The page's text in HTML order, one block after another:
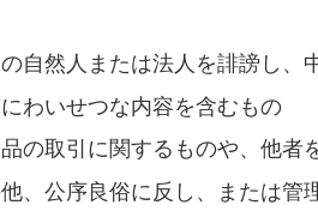
自然人または法人を誹謗し、
わいせつな内容を含むもの
の取引に関するものや、他者
、公序良俗に反し、または管